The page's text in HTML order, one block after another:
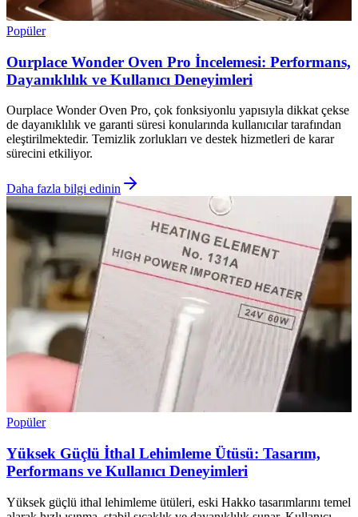
Popüler
Ourplace Wonder Oven Pro İncelemesi: Performans,
Dayanıklılık ve Kullanıcı Deneyimleri
Ourplace Wonder Oven Pro, çok fonksiyonlu yapısıyla dikkat çekse
de dayanıklılık ve garanti süresi konularında kullanıcılar tarafından
eleştirilmektedir. Temizlik zorlukları ve destek hizmetleri de karar
sürecini etkiliyor.
Daha fazla bilgi edinin
Popüler
Yüksek Güçlü İthal Lehimleme Ütüsü: Tasarım,
Performans ve Kullanıcı Deneyimleri
Yüksek güçlü ithal lehimleme ütüleri, eski Hakko tasarımlarını temel